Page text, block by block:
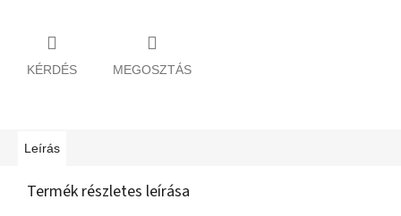
KÉRDÉS MEGOSZTÁS
Leírás
Termék részletes leírása